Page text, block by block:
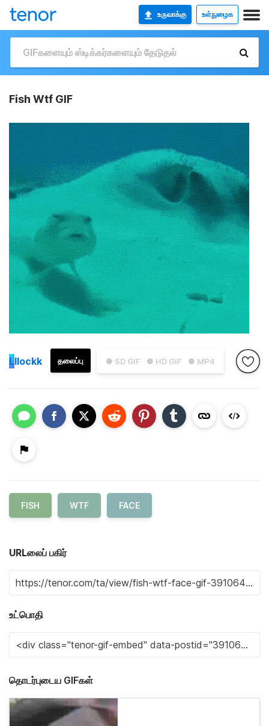
உருவாக்கு உள்நுழைக
Fish Wtf GIF
● SD GIF ● HD GIF ● MP4
தலைப்பு
Lllockk
FISH WTF FACE
URLலைப் பகிர்
உட்பொதி
தொடர்புடைய GIFகள்